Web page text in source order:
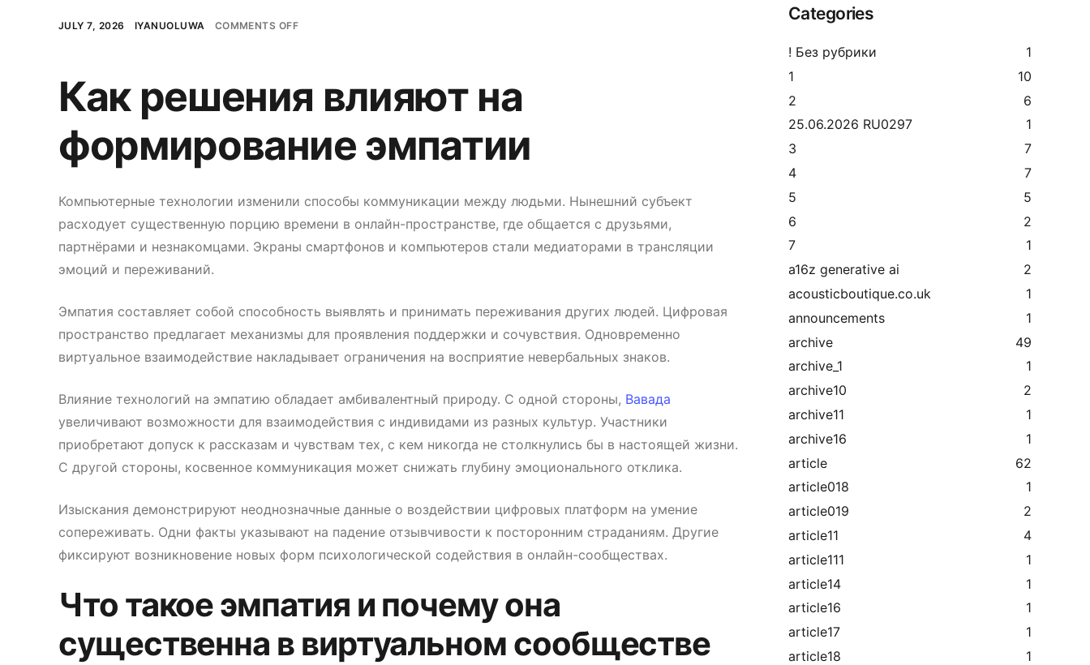
JULY 7, 2026 IYANUOLUWA COMMENTS OFFON
ФОРМИРОВАНИЕ
ЭМПАТИИ
Как решения влияют на
формирование эмпатии
Компьютерные технологии изменили способы коммуникации между людьми. Нынешний субъект
расходует существенную порцию времени в онлайн-пространстве, где общается с друзьями,
партнёрами и незнакомцами. Экраны смартфонов и компьютеров стали медиаторами в трансляции
эмоций и переживаний.
Эмпатия составляет собой способность выявлять и принимать переживания других людей. Цифровая
пространство предлагает механизмы для проявления поддержки и сочувствия. Одновременно
виртуальное взаимодействие накладывает ограничения на восприятие невербальных знаков.
Влияние технологий на эмпатию обладает амбивалентный природу. С одной стороны, Вавада
увеличивают возможности для взаимодействия с индивидами из разных культур. Участники
приобретают допуск к рассказам и чувствам тех, с кем никогда не столкнулись бы в настоящей жизни.
С другой стороны, косвенное коммуникация может снижать глубину эмоционального отклика.
Изыскания демонстрируют неоднозначные данные о воздействии цифровых платформ на умение
сопереживать. Одни факты указывают на падение отзывчивости к посторонним страданиям. Другие
фиксируют возникновение новых форм психологической содействия в онлайн-сообществах.
Что такое эмпатия и почему она
существенна в виртуальном сообществе
Categories
! Без рубрики
1
1
10
2
6
25.06.2026 RU0297
1
3
7
4
7
5
5
6
2
7
1
a16z generative ai
2
acousticboutique.co.uk
1
announcements
1
archive
49
archive_1
1
archive10
2
archive11
1
archive16
1
article
62
article018
1
article019
2
article11
4
article111
1
article14
1
article16
1
article17
1
article18
1